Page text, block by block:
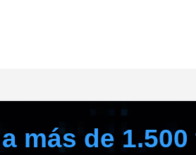
más de